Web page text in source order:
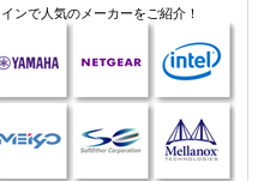
ンで人気のメーカーをご紹介！